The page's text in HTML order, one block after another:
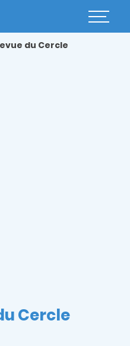
Basculer
du Cercle
Cercle